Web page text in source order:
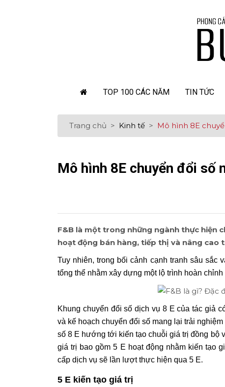
TOP 100 CÁC NĂM TIN TỨC
Trang chủ Kinh tế Mô hình 8E
Mô hình 8E chuyển đổi số
F&B là một trong những ngành thực hiện
hoạt động bán hàng, tiếp thị và nâng
Tuy nhiên, trong bối cảnh cạnh tranh sâu sắc
tổng thể nhằm xây dựng một lộ trình hoàn
Khung chuyển đổi số dịch vụ 8 E của tác giả
và kế hoạch chuyển đổi số mang lại trải
số 8 E hướng tới kiến tạo chuỗi giá trị đồng bộ
giá trị bao gồm 5 E hoạt động nhằm kiến tạo
cấp dịch vụ sẽ lần lượt thực hiện qua 5 E.
5 E kiến tạo giá trị